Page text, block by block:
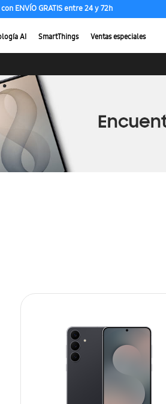
36 cuotas a 0% interes con BAC
AI SmartThings Ventas especiales